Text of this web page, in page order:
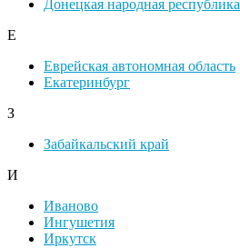
Донецкая народная республика
Е
Еврейская автономная область
Екатеринбург
З
Забайкальский край
И
Иваново
Ингушетия
Иркутск